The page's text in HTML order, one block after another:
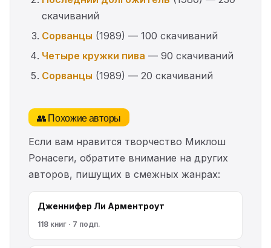
скачиваний
Сорванцы (1989) — 100 скачиваний
Четыре кружки пива — 90 скачиваний
Сорванцы (1989) — 20 скачиваний
👥 Похожие авторы
Если вам нравится творчество Миклош
Ронасеги, обратите внимание на других
авторов, пишущих в смежных жанрах:
Дженнифер Ли Арментроут
118 книг · 7 подп.